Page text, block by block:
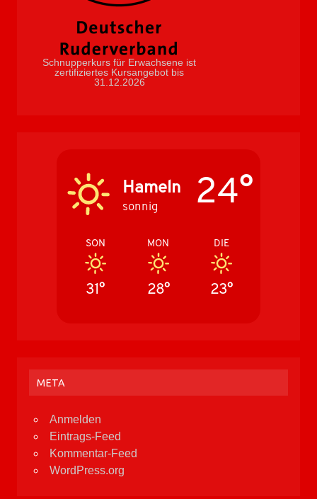
Schnupperkurs für Erwachsene ist
zertifiziertes Kursangebot bis
31.12.2026
Hameln
sonnig 24°
SON
31°
MON
28°
DIE
23°
META
Anmelden
Eintrags-Feed
Kommentar-Feed
WordPress.org